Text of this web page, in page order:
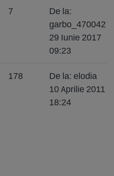
7
De la:
garbo_470042
29 Iunie 2017
09:23
178
De la: elodia
10 Aprilie 2011
18:24